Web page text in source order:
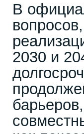
В
2030 и